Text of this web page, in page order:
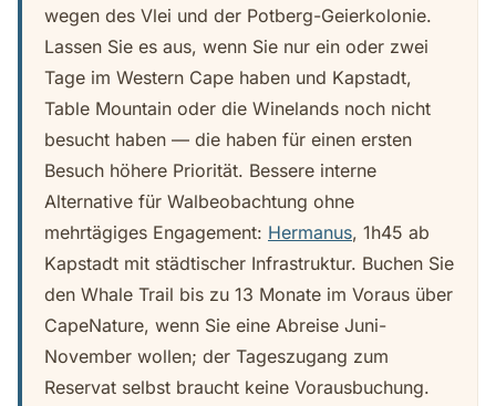
wegen des Vlei und der Potberg-Geierkolonie.
Lassen Sie es aus, wenn Sie nur ein oder zwei
Tage im Western Cape haben und Kapstadt,
Table Mountain oder die Winelands noch nicht
besucht haben — die haben für einen ersten
Besuch höhere Priorität. Bessere interne
Alternative für Walbeobachtung ohne
mehrtägiges Engagement: Hermanus, 1h45 ab
Kapstadt mit städtischer Infrastruktur. Buchen Sie
den Whale Trail bis zu 13 Monate im Voraus über
CapeNature, wenn Sie eine Abreise Juni-
November wollen; der Tageszugang zum
Reservat selbst braucht keine Vorausbuchung.